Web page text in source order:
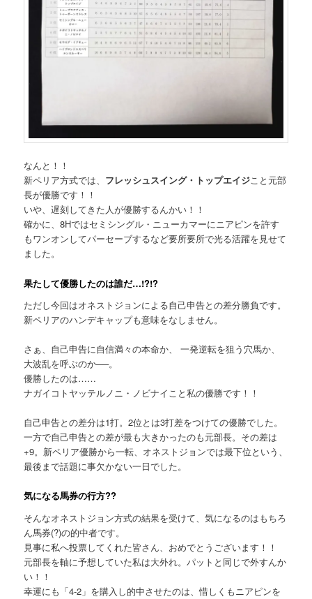
なんと！！
新ペリア方式では、 フレッシュスイング・トップエイジこと元部
長が優勝です！！
いや、遅刻してきた人が優勝するんかい！！
確かに、8Hではセミシングル・ニューカマーにニアピンを許す
もワンオンしてパーセーブするなど要所要所で光る活躍を見せて
ました。
果たして優勝したのは誰だ…!?!?
ただし今回はオネストジョンによる自己申告との差分勝負です。
新ペリアのハンデキャップも意味をなしません。
さぁ、自己申告に自信満々の本命か、 一発逆転を狙う穴馬か、
大波乱を呼ぶのか──。
優勝したのは……
ナガイコトヤッテルノニ・ノビナイこと私の優勝です！！
自己申告との差分は1打。2位とは3打差をつけての優勝でした。
一方で自己申告との差が最も大きかったのも元部長。その差は
+9。新ペリア優勝から一転、オネストジョンでは最下位という、
最後まで話題に事欠かない一日でした。
気になる馬券の行方??
そんなオネストジョン方式の結果を受けて、気になるのはもちろ
ん馬券(?)の的中者です。
見事に私へ投票してくれた皆さん、おめでとうございます！！
元部長を軸に予想していた私は大外れ。パットと同じで外すんか
い！！
幸運にも「4-2」を購入し的中させたのは、惜しくもニアピンを